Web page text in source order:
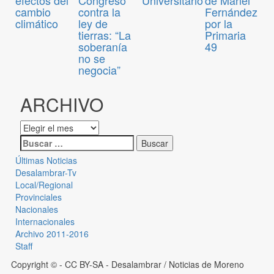
cambio
climático
contra la
ley de
tierras: “La
soberanía
no se
negocia”
Fernández
por la
Primaria
49
ARCHIVO
Últimas Noticias
Desalambrar-Tv
Local/Regional
Provinciales
Nacionales
Internacionales
Archivo 2011-2016
Staff
Copyright © - CC BY-SA - Desalambrar / Noticias de Moreno